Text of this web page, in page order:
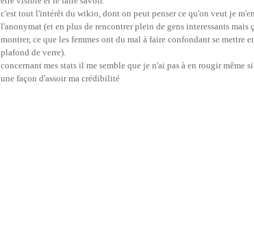
c'est tout l'intérêt du wikio, dont on peut penser ce qu'on veut je
l'anonymat (et en plus de rencontrer plein de gens interessants
montrer, ce que les femmes ont du mal à faire confondant se mettre
plafond de verre).
concernant mes stats il me semble que je n'ai pas à en rougir même
une façon d'assoir ma crédibilité